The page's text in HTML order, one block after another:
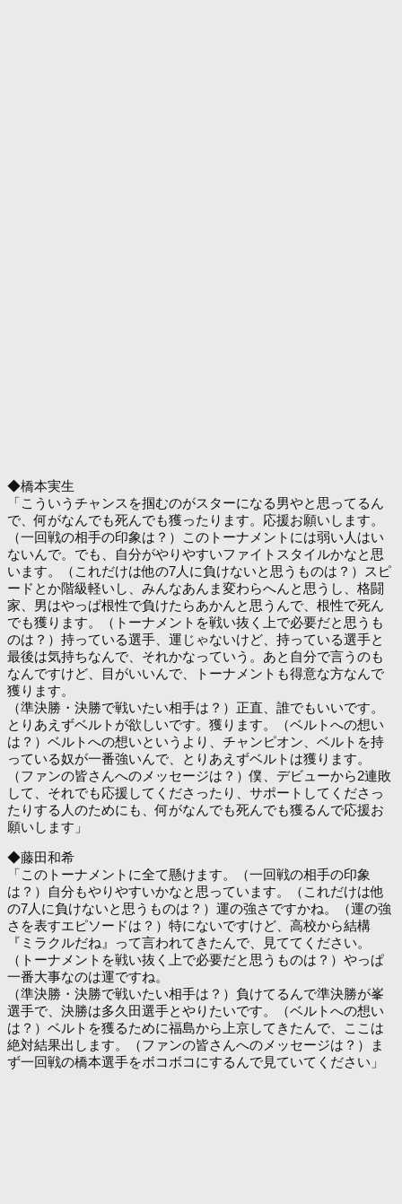
◆橋本実生
「こういうチャンスを掴むのがスターになる男やと思ってるん
で、何がなんでも死んでも獲ったります。応援お願いします。
（一回戦の相手の印象は？）このトーナメントには弱い人はい
ないんで。でも、自分がやりやすいファイトスタイルかなと思
います。（これだけは他の7人に負けないと思うものは？）スピ
ードとか階級軽いし、みんなあんま変わらへんと思うし、格闘
家、男はやっぱ根性で負けたらあかんと思うんで、根性で死ん
でも獲ります。（トーナメントを戦い抜く上で必要だと思うも
のは？）持っている選手、運じゃないけど、持っている選手と
最後は気持ちなんで、それかなっていう。あと自分で言うのも
なんですけど、目がいいんで、トーナメントも得意な方なんで
獲ります。
（準決勝・決勝で戦いたい相手は？）正直、誰でもいいです。
とりあえずベルトが欲しいです。獲ります。（ベルトへの想い
は？）ベルトへの想いというより、チャンピオン、ベルトを持
っている奴が一番強いんで、とりあえずベルトは獲ります。
（ファンの皆さんへのメッセージは？）僕、デビューから2連敗
して、それでも応援してくださったり、サポートしてくださっ
たりする人のためにも、何がなんでも死んでも獲るんで応援お
願いします」
◆藤田和希
「このトーナメントに全て懸けます。（一回戦の相手の印象
は？）自分もやりやすいかなと思っています。（これだけは他
の7人に負けないと思うものは？）運の強さですかね。（運の強
さを表すエピソードは？）特にないですけど、高校から結構
『ミラクルだね』って言われてきたんで、見ててください。
（トーナメントを戦い抜く上で必要だと思うものは？）やっぱ
一番大事なのは運ですね。
（準決勝・決勝で戦いたい相手は？）負けてるんで準決勝が峯
選手で、決勝は多久田選手とやりたいです。（ベルトへの想い
は？）ベルトを獲るために福島から上京してきたんで、ここは
絶対結果出します。（ファンの皆さんへのメッセージは？）ま
ず一回戦の橋本選手をボコボコにするんで見ていてください」